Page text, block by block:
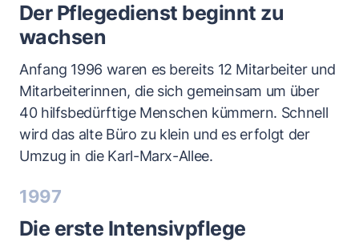
Der Pflegedienst beginnt zu
wachsen
Anfang 1996 waren es bereits 12 Mitarbeiter und
Mitarbeiterinnen, die sich gemeinsam um über
40 hilfsbedürftige Menschen kümmern. Schnell
wird das alte Büro zu klein und es erfolgt der
Umzug in die Karl-Marx-Allee.
1997
Die erste Intensivpflege